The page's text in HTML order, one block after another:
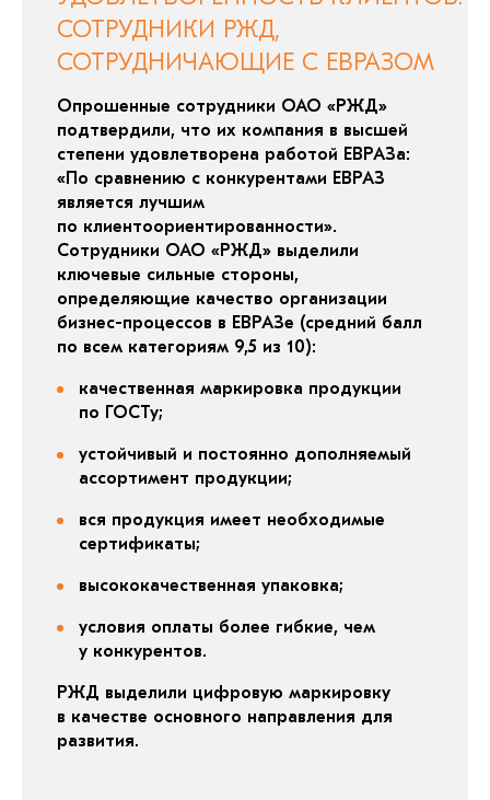
СОТРУДНИКИ РЖД,
СОТРУДНИЧАЮЩИЕ С ЕВРАЗОМ
Опрошенные сотрудники ОАО «РЖД»
подтвердили, что их компания в высшей
степени удовлетворена работой ЕВРАЗа:
«По сравнению с конкурентами ЕВРАЗ
является лучшим
по клиентоориентированности».
Сотрудники ОАО «РЖД» выделили
ключевые сильные стороны,
определяющие качество организации
бизнес-процессов в ЕВРАЗе (средний балл
по всем категориям 9,5 из 10):
качественная маркировка продукции
по ГОСТу;
устойчивый и постоянно дополняемый
ассортимент продукции;
вся продукция имеет необходимые
сертификаты;
высококачественная упаковка;
условия оплаты более гибкие, чем
у конкурентов.
РЖД выделили цифровую маркировку
в качестве основного направления для
развития.